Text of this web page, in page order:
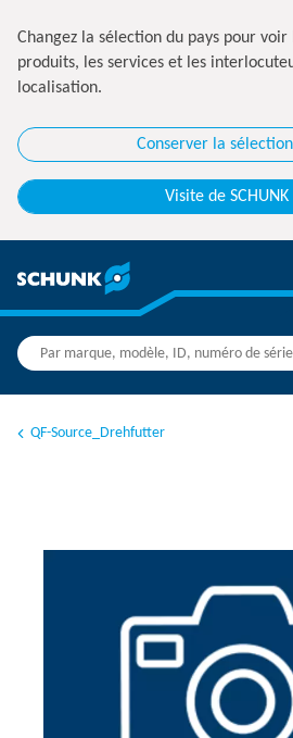
Changez la sélection du pays pour
produits, les services et les
localisation.
Conserver la
Visite de SCHUNK
QF-Source_Drehfutter